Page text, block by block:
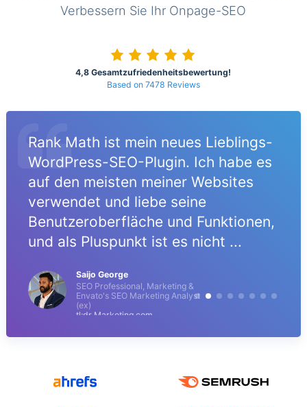
Verbessern Sie Ihr Onpage-SEO
4,8 Gesamtzufriedenheitsbewertung!
Based on 7478 Reviews
Rank Math ist mein neues Lieblings-
WordPress-SEO-Plugin. Ich habe es
auf den meisten meiner Websites
verwendet und liebe seine
Benutzeroberfläche und Funktionen,
und als Pluspunkt ist es nicht ...
Saijo George
SEO Professional, Marketing &
Envato's SEO Marketing Analyst
(ex)
tl;dr Marketing.com